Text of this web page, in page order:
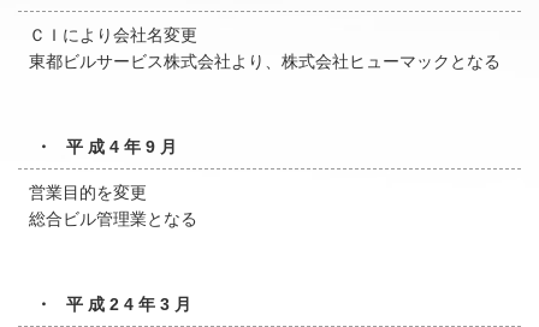
ＣＩにより会社名変更
東都ビルサービス株式会社より、株式会社ヒューマックとなる
・ 平成4年9月
営業目的を変更
総合ビル管理業となる
・ 平成24年3月